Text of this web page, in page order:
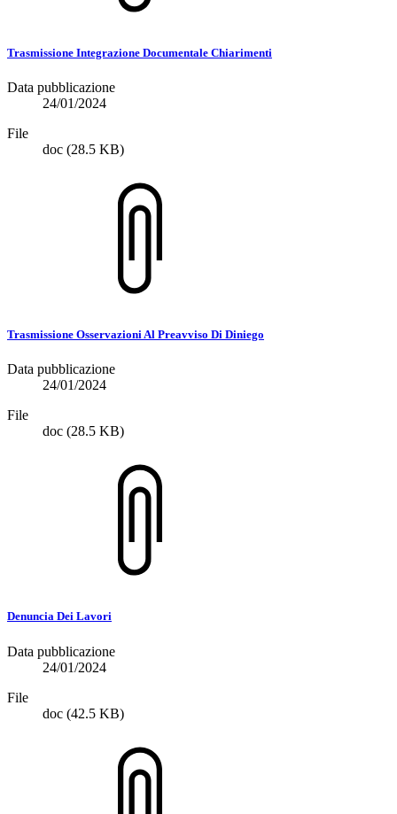
Trasmissione Integrazione Documentale Chiarimenti
Data pubblicazione
24/01/2024
File
doc (28.5 KB)
Trasmissione Osservazioni Al Preavviso Di Diniego
Data pubblicazione
24/01/2024
File
doc (28.5 KB)
Denuncia Dei Lavori
Data pubblicazione
24/01/2024
File
doc (42.5 KB)